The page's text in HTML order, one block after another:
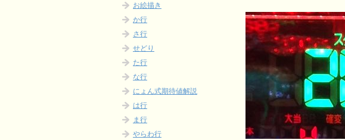
お絵描き
か行
さ行
せどり
た行
な行
にょん式期待値解説
は行
ま行
やらわ行